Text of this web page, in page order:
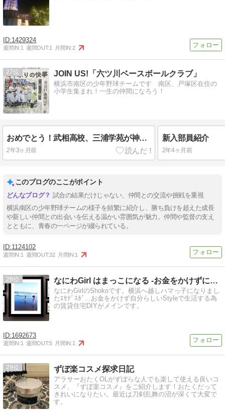
1429324
週間IN:1 週間OUT:1 月間IN:2
27 JOIN US!「六ツ川ベースボールクラブ」
横浜市南区の少年野球チームです 南区、戸塚区在住の
小学生集まれ！一生の仲間になろう！
おめでとう！武相高校、三浦学苑が神奈川W制覇！！
2年3ヶ月前
新入部員紹介
2年4ヶ月前
このブログのここがポイント
試合の結果だけじゃない、仲間との交流や挑戦を重視
横浜南区の少年野球チームの様子を頻繁に紹介し、勝ち負けを超えた成長
や新しい仲間との出会いを伝える温かい雰囲気が魅力。仲間や監督の支え
とともに、青春の一ページが綴られている。
1124102
週間IN:1 週間OUT:32 月間IN:1
28 なにわGirl はまっこになる -お金をかけずに自分らしい…
なにわGirlのShokoです。横浜へ越しハマっ子になりまし
たｴｾﾃﾞｽｶﾞ...お金をかけず自分らしいStyleで生活する為
の賃貸住宅DIYがメインです。
1692673
週間IN:1 週間OUT:5 月間IN:1
29 ずぼ楽コスメ探求日記
アラサーおたくOLがずぼらな人でも楽して使える良いコ
スメ、『ずぼ楽コスメ』をご紹介します！おたくだって
きれいになりたい。最近は刀剣乱舞の沼が深くて大変で
す。